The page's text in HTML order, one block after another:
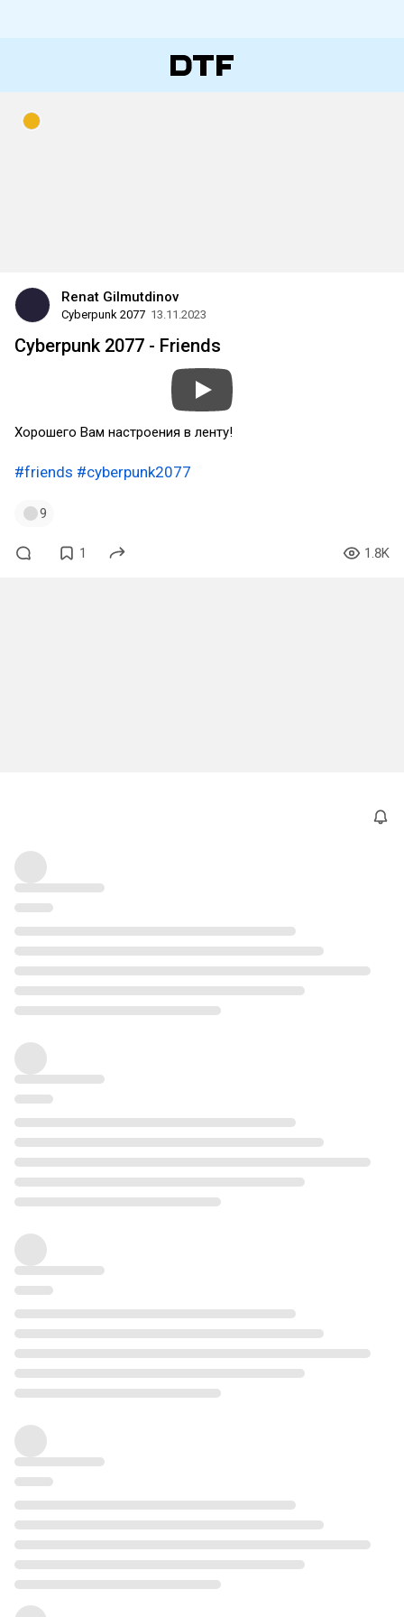
Renat Gilmutdinov
Cyberpunk 2077 13.11.2023
Cyberpunk 2077 - Friends
Хорошего Вам настроения в ленту!
#friends #cyberpunk2077
9
1 1.8K